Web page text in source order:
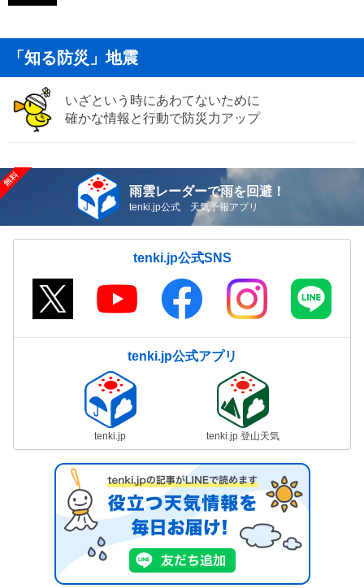
「知る防災」地震
いざという時にあわてないために
確かな情報と行動で防災力アップ
雨雲レーダーで雨を回避！
tenki.jp公式 天気予報アプリ
tenki.jp公式SNS
tenki.jp公式アプリ
tenki.jp tenki.jp 登山天気